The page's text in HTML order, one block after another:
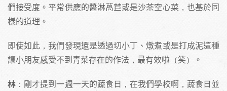
們接受度。平常供應的醬淋萵苣或是沙茶空心菜，也基於同
樣的道理。
即使如此，我們發現還是透過切小丁、燉煮或是打成泥這種
讓小朋友感受不到青菜存在的作法，最有效啦（笑）。
林 ：剛才提到一週一天的蔬食日，在我們學校啊，蔬食日並